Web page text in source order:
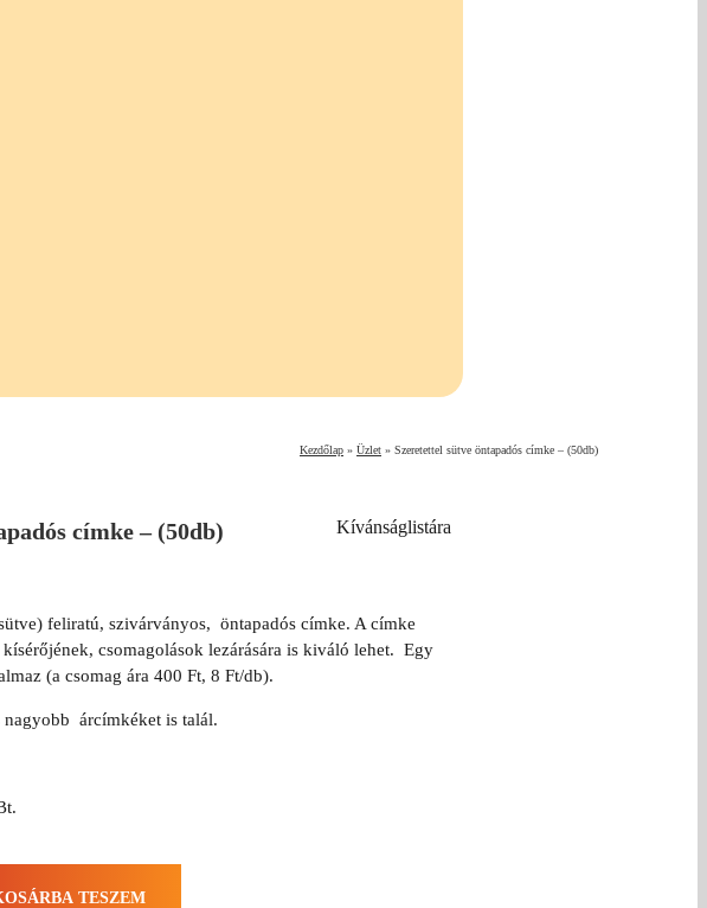
Kezdőlap » Üzlet » Szeretettel sütve öntapadós címke – (50db)
címke – (50db)
feliratú, szivárványos, öntapadós címke. A címke
csomagolások lezárására is kiváló lehet. Egy
(a csomag ára 400 Ft, 8 Ft/db).
nagyobb árcímkéket is talál.
TESZEM
Kívánságlistára